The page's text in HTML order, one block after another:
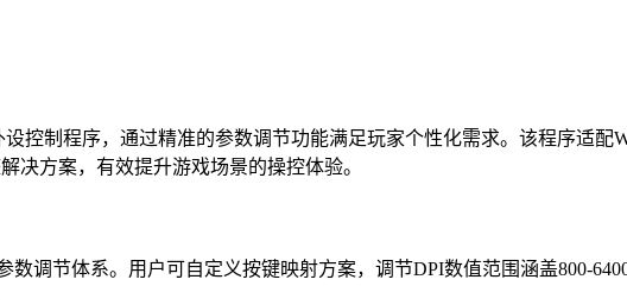
设控制程序，通过精准的参数调节功能满足玩家个性化需求。该程序适配
决方案，有效提升游戏场景的操控体验。
数调节体系。用户可自定义按键映射方案，调节DPI数值范围涵盖800-